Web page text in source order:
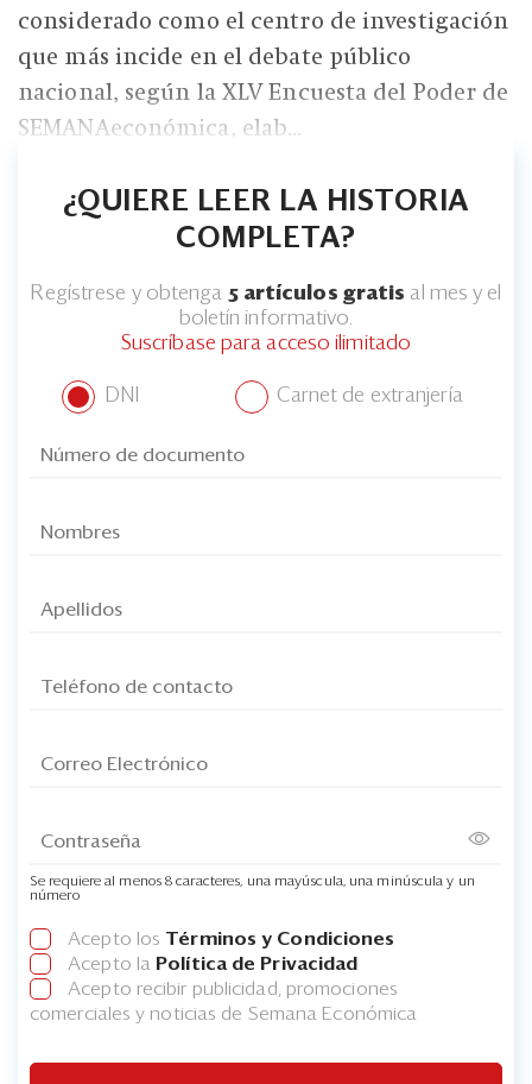
considerado como el centro de investigación
que más incide en el debate público
nacional, según la XLV Encuesta del Poder de
SEMANAeconómica, elab...
¿QUIERE LEER LA HISTORIA
COMPLETA?
Regístrese y obtenga 5 artículos gratis al mes y el
boletín informativo.
Suscríbase para acceso ilimitado
DNI Carnet de extranjería
Se requiere al menos 8 caracteres, una mayúscula, una minúscula y un
número
Acepto los Términos y Condiciones
Acepto la Política de Privacidad
Acepto recibir publicidad, promociones
comerciales y noticias de Semana Económica